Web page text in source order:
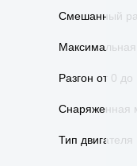
Смешанный
Максимальная
Разгон от 0 до
Снаряженная
Тип двигателя